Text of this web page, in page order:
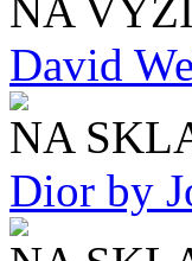
NA
David
NA
Dior by